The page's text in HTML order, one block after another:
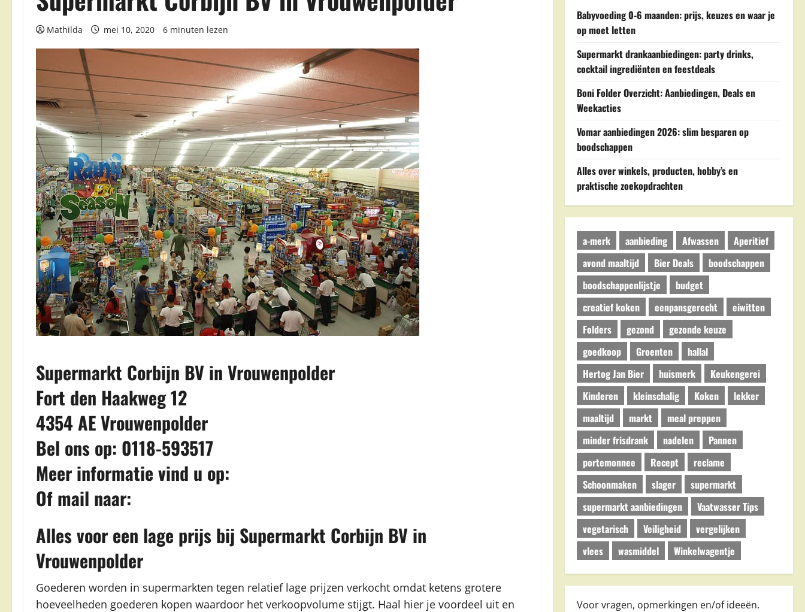
Mathilda mei 10, 2020 6 minuten lezen
Supermarkt Corbijn BV in Vrouwenpolder
Fort den Haakweg 12
4354 AE Vrouwenpolder
Bel ons op: 0118-593517
Meer informatie vind u op:
Of mail naar:
Alles voor een lage prijs bij Supermarkt Corbijn BV in
Vrouwenpolder
Goederen worden in supermarkten tegen relatief lage prijzen verkocht omdat ketens grotere
hoeveelheden goederen kopen waardoor het verkoopvolume stijgt. Haal hier je voordeel uit en
Babyvoeding 0-6 maanden: prijs, keuzes en waar je
op moet letten
Supermarkt drankaanbiedingen: party drinks,
cocktail ingrediënten en feestdeals
Boni Folder Overzicht: Aanbiedingen, Deals en
Weekacties
Vomar aanbiedingen 2026: slim besparen op
boodschappen
Alles over winkels, producten, hobby’s en
praktische zoekopdrachten
a-merk aanbieding Afwassen
Aperitief
avond maaltijd
Bier Deals
boodschappen
boodschappenlijstje
budget
creatief koken
eenpansgerecht
eiwitten
Folders
gezond
gezonde keuze
goedkoop
Groenten
hallal
Hertog Jan Bier
huismerk
Keukengerei
Kinderen
kleinschalig Koken
lekker
maaltijd
markt
meal preppen
minder frisdrank
nadelen
Pannen
portemonnee
Recept
reclame
Schoonmaken
slager
supermarkt
supermarkt aanbiedingen
Vaatwasser Tips
vegetarisch
Veiligheid
vergelijken
vlees
wasmiddel Winkelwagentje
Voor vragen, opmerkingen en/of ideeën.